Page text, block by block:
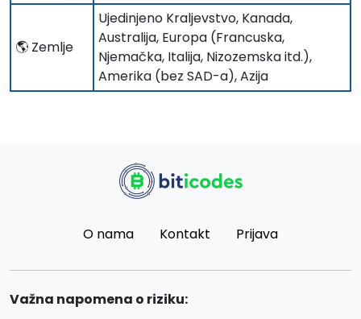
🌎 Zemlje
Ujedinjeno Kraljevstvo, Kanada,
Australija, Europa (Francuska,
Njemačka, Italija, Nizozemska itd.),
Amerika (bez SAD-a), Azija
O nama Kontakt Prijava
Važna napomena o riziku: